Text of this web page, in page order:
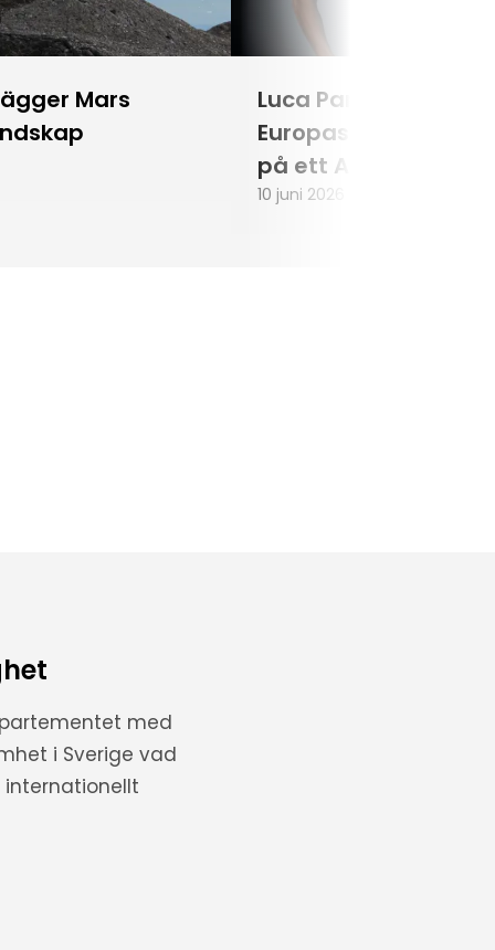
Mars
Luca Parmitano blir
Europas första
på ett
10 juni 2026
med
i Sverige vad
internationellt